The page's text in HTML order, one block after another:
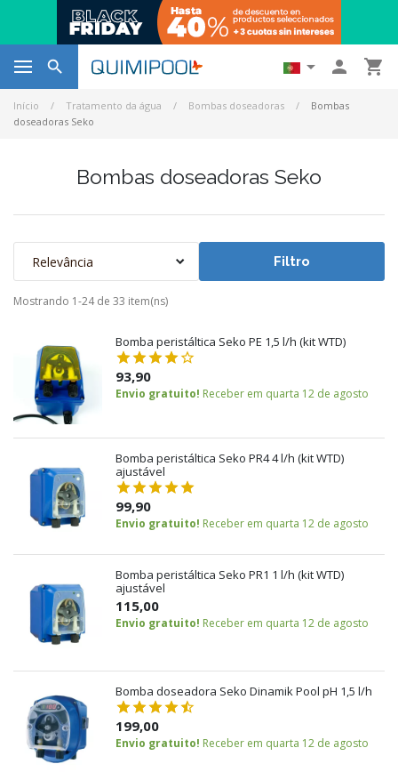
   
Início Tratamento da água Bombas doseadoras
Bombas
doseadoras Seko
Bombas doseadoras Seko
Relevância Filtro
Mostrando 1-24 de 33 item(ns)
Bomba peristáltica Seko PE 1,5 l/h (kit WTD)
93,90
Envio gratuito! Receber em quarta 12 de agosto
Bomba peristáltica Seko PR4 4 l/h (kit WTD)
ajustável
99,90
Envio gratuito! Receber em quarta 12 de agosto
Bomba peristáltica Seko PR1 1 l/h (kit WTD)
ajustável
115,00
Envio gratuito! Receber em quarta 12 de agosto
Bomba doseadora Seko Dinamik Pool pH 1,5 l/h
199,00
Envio gratuito! Receber em quarta 12 de agosto